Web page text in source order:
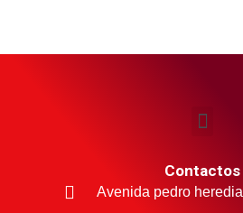
Contactos
Avenida pedro